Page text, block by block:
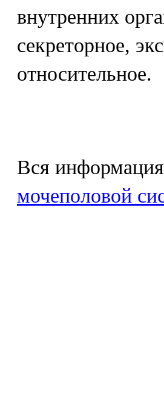
внутренних
секреторное,
относительное.
Вся информация
мочеполовой